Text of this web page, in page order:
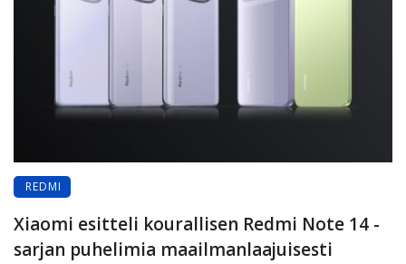
REDMI
Xiaomi esitteli kourallisen Redmi Note 14 -
sarjan puhelimia maailmanlaajuisesti